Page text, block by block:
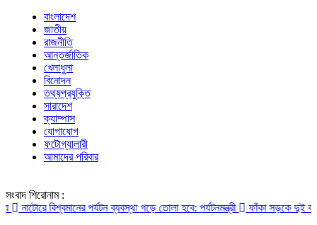
বাংলাদেশ
জাতীয়
রাজনীতি
আন্তর্জাতিক
খেলাধুলা
বিনোদন
তথ্যপ্রযুক্তি
সারাদেশ
ক্যাম্পাস
যোগাযোগ
ফটোগ্যালারী
আমাদের পরিবার
সংবাদ শিরোনাম :
বিশ্বমানের পর্যটন ব্যবস্থা গড়ে তোলা হবে: পর্যটনমন্ত্রী ফাঁকা সড়কে দুই বাসই